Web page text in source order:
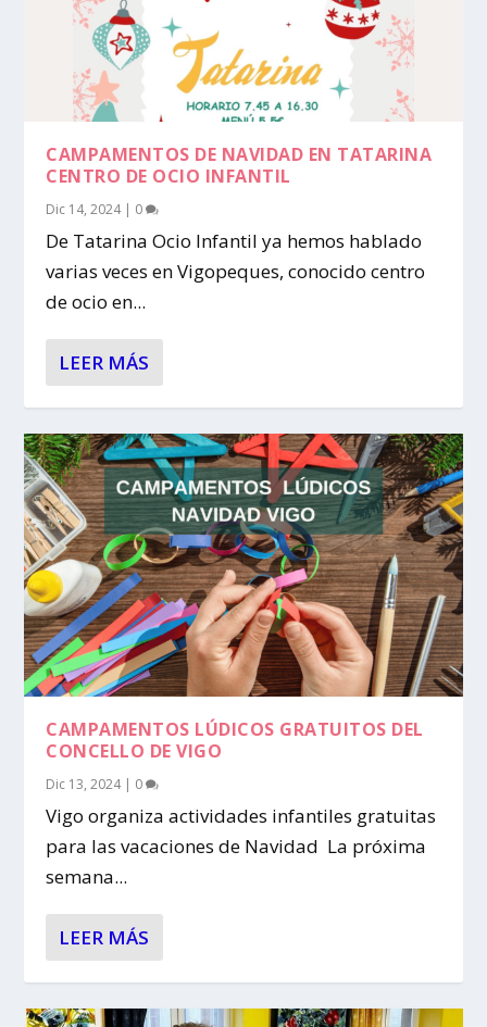
CAMPAMENTOS DE NAVIDAD EN TATARINA
CENTRO DE OCIO INFANTIL
Dic 14, 2024| 0
De Tatarina Ocio Infantil ya hemos hablado
varias veces en Vigopeques, conocido centro
de ocio en...
LEER MÁS
CAMPAMENTOS LÚDICOS GRATUITOS DEL
CONCELLO DE VIGO
Dic 13, 2024| 0
Vigo organiza actividades infantiles gratuitas
para las vacaciones de Navidad La próxima
semana...
LEER MÁS